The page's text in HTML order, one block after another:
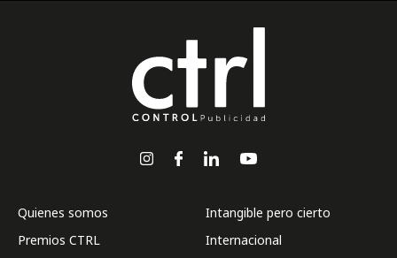
Quienes somos
Premios CTRL
Intangible pero cierto
Internacional